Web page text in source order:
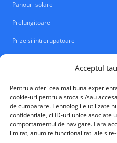
Acceptul
Pentru a oferi cea mai buna
cookie-uri pentru a stoca si/sau
de cumparare. Tehnologiile utilizate
confidentiale, ci ID-uri unice asociate
comportamentul de navigare. Fara
limitat, anumite functionalitati ale
Panouri solare
Prelungitoare
Prize si intrerupatoare
VALM Electrical